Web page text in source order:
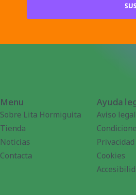
Menu
Sobre Lita Hormiguita
Tienda
Noticias
Contacta
Ayuda
Aviso legal
Privacidad
Cookies